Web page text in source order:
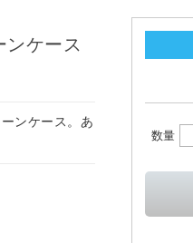
ンケース
ンケース。あ
数量